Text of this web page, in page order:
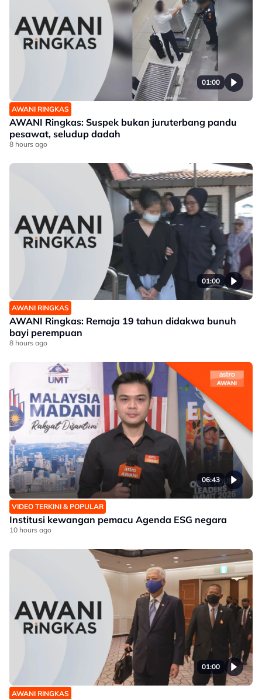
01:00
AWANI RINGKAS
AWANI Ringkas: Suspek bukan juruterbang pandu
pesawat, seludup dadah
8 hours ago
01:00
AWANI RINGKAS
AWANI Ringkas: Remaja 19 tahun didakwa bunuh
bayi perempuan
8 hours ago
06:43
VIDEO TERKINI & POPULAR
Institusi kewangan pemacu Agenda ESG negara
10 hours ago
01:00
AWANI RINGKAS